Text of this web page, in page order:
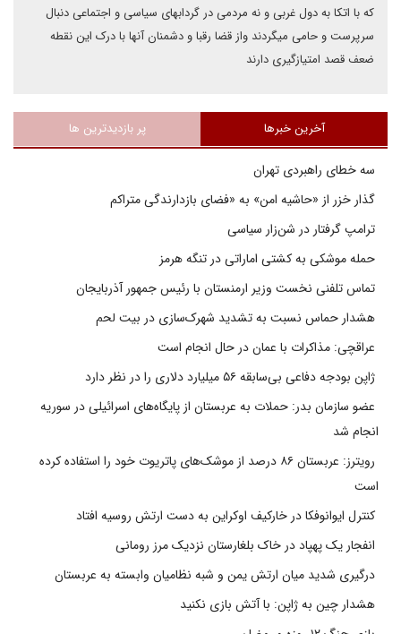
که با اتکا به دول غربی و نه مردمی در گردابهای سیاسی و اجتماعی دنبال
سرپرست و حامی میگردند واز قضا رقبا و دشمنان آنها با درک این نقطه
ضعف قصد امتیازگیری دارند
آخرین خبرها پر بازدیدترین ها
سه خطای راهبردی تهران
گذار خزر از «حاشیه امن» به «فضای بازدارندگی متراکم
ترامپ گرفتار در شن‌زار سیاسی
حمله موشکی به کشتی اماراتی در تنگه هرمز
تماس تلفنی نخست وزیر ارمنستان با رئیس جمهور آذربایجان
هشدار حماس نسبت به تشدید شهرک‌سازی در بیت‌ لحم
عراقچی: مذاکرات با عمان در حال انجام است
ژاپن بودجه دفاعی بی‌سابقه ۵۶ میلیارد دلاری را در نظر دارد
عضو سازمان بدر: حملات به عربستان از پایگاه‌های اسرائیلی در سوریه
انجام شد
رویترز: عربستان ۸۶ درصد از موشک‌های پاتریوت خود را استفاده کرده
است
کنترل ایوانوفکا در خارکیف اوکراین به دست ارتش روسیه افتاد
انفجار یک پهپاد در خاک بلغارستان نزدیک مرز رومانی
درگیری شدید میان ارتش یمن و شبه نظامیان وابسته به عربستان
هشدار چین به ژاپن: با آتش بازی نکنید